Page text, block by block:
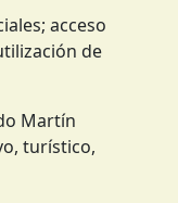
acceso
de
Martín
turístico,